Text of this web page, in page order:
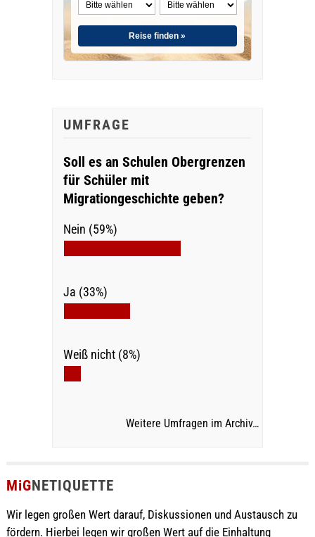
Reise finden »
UMFRAGE
Soll es an Schulen Obergrenzen
für Schüler mit
Migrationgeschichte geben?
Nein (59%)
Ja (33%)
Weiß nicht (8%)
Weitere Umfragen im Archiv…
MiGNETIQUETTE
Wir legen großen Wert darauf, Diskussionen und Austausch zu
fördern. Hierbei legen wir großen Wert auf die Einhaltung